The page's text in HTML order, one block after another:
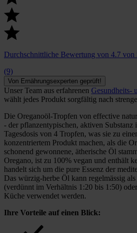
Durchschnittliche Bewertung von 4.7 von
(9)
Von Ernährungsexperten geprüft!
Unser Team aus erfahrenen Gesundheits-
wählt jedes Produkt sorgfältig nach
Die Oreganoöl-Tropfen von effective
- der pflanzentypischen, aktiven Substanz
Tagesdosis von 4 Tropfen, was sie zu
konzentriertem Produkt machen, als die
schonend gewonnene, ätherische Öl
Oregano, ist zu 100% vegan und enthält
handelt sich um die pure Essenz der
Das würzig-herbe Öl kann regelmässig
(verdünnt im Verhältnis 1:20 bis 1:50)
Küche verwendet werden.
Ihre Vorteile auf einen Blick: